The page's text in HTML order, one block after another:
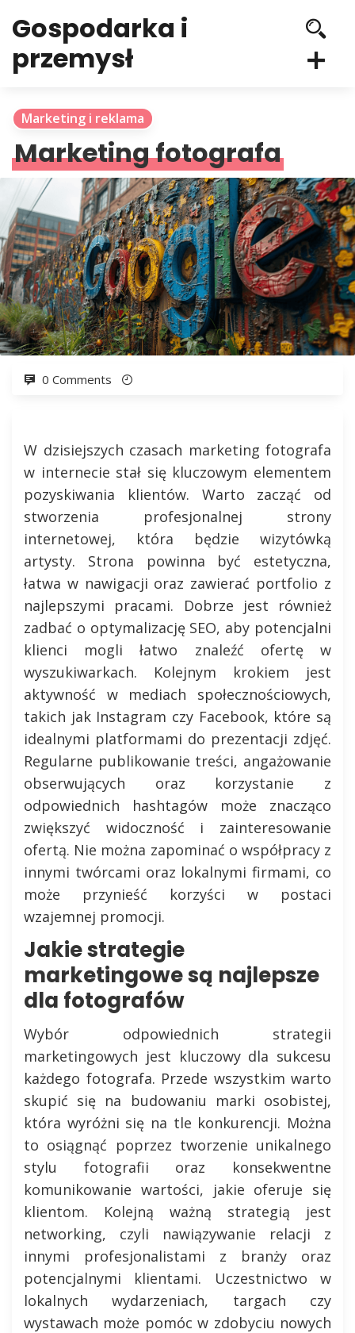
Gospodarka i
przemysł
Marketing i reklama
Marketing fotografa
0 Comments
W dzisiejszych czasach marketing fotografa
w internecie stał się kluczowym elementem
pozyskiwania klientów. Warto zacząć od
stworzenia profesjonalnej strony
internetowej, która będzie wizytówką
artysty. Strona powinna być estetyczna,
łatwa w nawigacji oraz zawierać portfolio z
najlepszymi pracami. Dobrze jest również
zadbać o optymalizację SEO, aby potencjalni
klienci mogli łatwo znaleźć ofertę w
wyszukiwarkach. Kolejnym krokiem jest
aktywność w mediach społecznościowych,
takich jak Instagram czy Facebook, które są
idealnymi platformami do prezentacji zdjęć.
Regularne publikowanie treści, angażowanie
obserwujących oraz korzystanie z
odpowiednich hashtagów może znacząco
zwiększyć widoczność i zainteresowanie
ofertą. Nie można zapominać o współpracy z
innymi twórcami oraz lokalnymi firmami, co
może przynieść korzyści w postaci
wzajemnej promocji.
Jakie strategie
marketingowe są najlepsze
dla fotografów
Wybór odpowiednich strategii
marketingowych jest kluczowy dla sukcesu
każdego fotografa. Przede wszystkim warto
skupić się na budowaniu marki osobistej,
która wyróżni się na tle konkurencji. Można
to osiągnąć poprzez tworzenie unikalnego
stylu fotografii oraz konsekwentne
komunikowanie wartości, jakie oferuje się
klientom. Kolejną ważną strategią jest
networking, czyli nawiązywanie relacji z
innymi profesjonalistami z branży oraz
potencjalnymi klientami. Uczestnictwo w
lokalnych wydarzeniach, targach czy
wystawach może pomóc w zdobyciu nowych